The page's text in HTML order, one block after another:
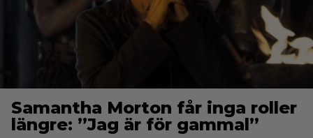
Samantha Morton får inga roller
längre: ”Jag är för gammal”